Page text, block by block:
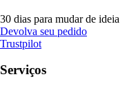
30 dias para mudar de ideia
Devolva seu pedido
Trustpilot
Serviços